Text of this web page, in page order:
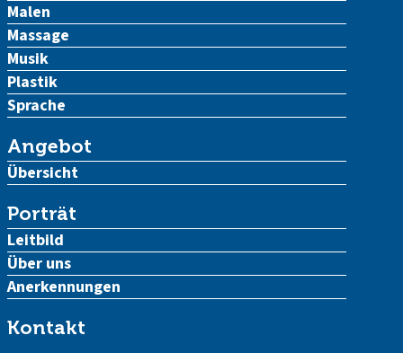
Malen
Massage
Musik
Plastik
Sprache
Angebot
Übersicht
Porträt
Leitbild
Über uns
Anerkennungen
Kontakt